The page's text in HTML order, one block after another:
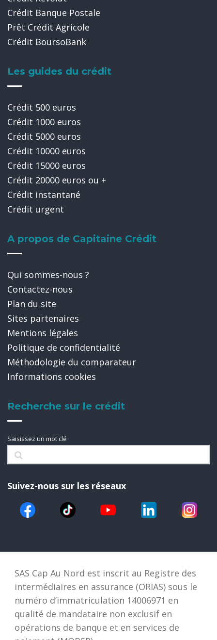
Crédit Banque Postale
Prêt Crédit Agricole
Crédit BoursoBank
Les guides du crédit
Crédit 500 euros
Crédit 1000 euros
Crédit 5000 euros
Crédit 10000 euros
Crédit 15000 euros
Crédit 20000 euros ou +
Crédit instantané
Crédit urgent
A propos de Capitaine Crédit
Qui sommes-nous ?
Contactez-nous
Plan du site
Sites partenaires
Mentions légales
Politique de confidentialité
Méthodologie du comparateur
Informations cookies
Recherche sur le crédit
Saisissez un mot clé
Suivez-nous sur les réseaux
SAS Cap Au Nord est inscrit au Registre des
intermédiaires en assurance (ORIAS) sous le
numéro d’immatriculation 14006971 en
qualité de mandataire non exclusif en
opérations de banque et en services de